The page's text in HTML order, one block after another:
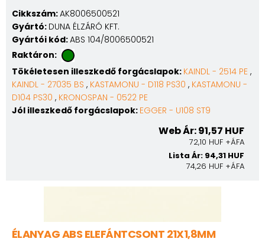
Cikkszám:AK8006500521
Gyártó: DUNA ÉLZÁRÓ KFT.
Gyártói kód:ABS 104/8006500521
Raktáron:
Tökéletesen illeszkedő forgácslapok: KAINDL - 2514 PE ,
KAINDL - 27035 BS , KASTAMONU - D118 PS30 , KASTAMONU -
D104 PS30 , KRONOSPAN - 0522 PE
Jól illeszkedő forgácslapok: EGGER - U108 ST9
Web Ár: 91,57 HUF
72,10 HUF +ÁFA
Lista Ár: 94,31 HUF
74,26 HUF +ÁFA
ÉLANYAG ABS ELEFÁNTCSONT 21X1,8MM